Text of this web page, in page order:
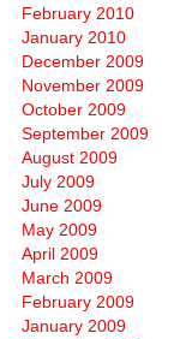
February 2010
January 2010
December 2009
November 2009
October 2009
September 2009
August 2009
July 2009
June 2009
May 2009
April 2009
March 2009
February 2009
January 2009